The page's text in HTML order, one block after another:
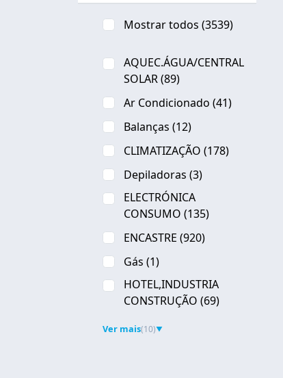
Mostrar todos (3539)
AQUEC.ÁGUA/CENTRAL
SOLAR(89)
Ar Condicionado (41)
Balanças (12)
CLIMATIZAÇÃO (178)
Depiladoras (3)
ELECTRÓNICA
CONSUMO (135)
ENCASTRE (920)
Gás (1)
HOTEL,INDUSTRIA
CONSTRUÇÃO (69)
Ver mais(10)▼